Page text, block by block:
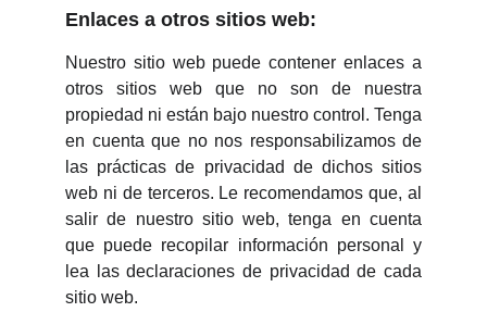
Enlaces a otros sitios web:
Nuestro sitio web puede contener enlaces a
otros sitios web que no son de nuestra
propiedad ni están bajo nuestro control. Tenga
en cuenta que no nos responsabilizamos de
las prácticas de privacidad de dichos sitios
web ni de terceros. Le recomendamos que, al
salir de nuestro sitio web, tenga en cuenta
que puede recopilar información personal y
lea las declaraciones de privacidad de cada
sitio web.